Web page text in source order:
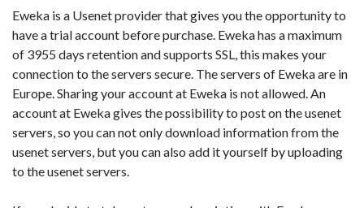
Eweka is a Usenet provider that gives you the opportunity to
have a trial account before purchase. Eweka has a maximum
of 3955 days retention and supports SSL, this makes your
connection to the servers secure. The servers of Eweka are in
Europe. Sharing your account at Eweka is not allowed. An
account at Eweka gives the possibility to post on the usenet
servers, so you can not only download information from the
usenet servers, but you can also add it yourself by uploading
to the usenet servers.